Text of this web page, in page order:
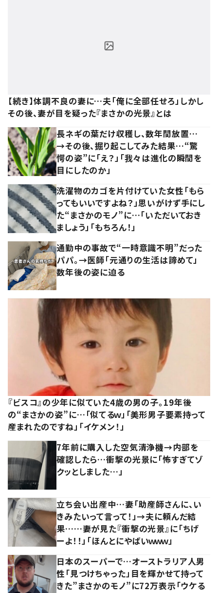
【続き】体調不良の妻に…夫「俺に全部任せろ」しかし
その後、妻が目を疑った『まさかの光景』とは
長ネギの葉だけ収穫し、数年間放置…
→その後、掘り起こしてみた結果…“驚
愕の姿”に「え？」「我々は進化の瞬間を
目にしたのか」
洗濯物のカゴを片付けていた女性「もら
ってもいいですよね？」思いがけず手にし
た“まさかのモノ”に…「いただいておき
ましょう」「もちろん！」
通勤中の事故で“一時意識不明”だった
パパ。→医師「元通りの生活は諦めて」
数年後の姿に迫る
『ビスコ』の少年に似ていた4歳の男の子。19年後
の“まさかの姿”に…「似てるｗ」「美形男子要素持って
産まれたのですね」「イケメン！」
7年前に購入した空気清浄機→内部を
確認したら…衝撃の光景に「怖すぎてゾ
クッとしました…」
立ち会い出産中…妻「助産師さんに、い
きみたいって言って！」→夫に頼んだ結
果……妻が見た『衝撃の光景』に「ちげ
ーよ！！」「ほんとにやばいｗｗｗ」
日本のスーパーで…オーストラリア人男
性「見つけちゃった」目を輝かせて持って
きた”まさかのモノ”に72万表示「ウケる